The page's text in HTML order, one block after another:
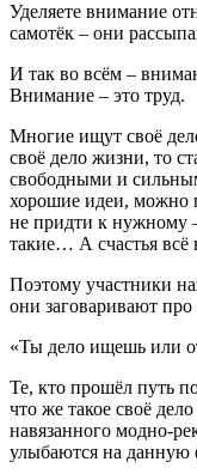
Уделяете внимание
самотёк – они
И так во всём –
Внимание – это труд.
Многие ищут своё
своё дело жизни, то
свободными и
хорошие идеи, можно
не придти к нужному
такие… А счастья всё
Поэтому участники
они заговаривают
«Ты дело ищешь или
Те, кто прошёл путь
что же такое своё
навязанного модно-
улыбаются на данную